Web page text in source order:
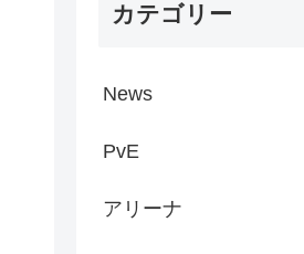
カテゴリー
News
PvE
アリーナ